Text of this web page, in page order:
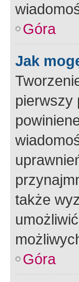
Góra
Jak
pierwszy
także
Góra